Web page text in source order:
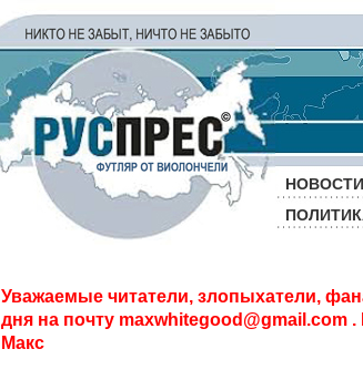
НОВОСТИ
Уважаемые читатели, злопыхатели,
дня на почту maxwhitegood@gmail.com .
Макс